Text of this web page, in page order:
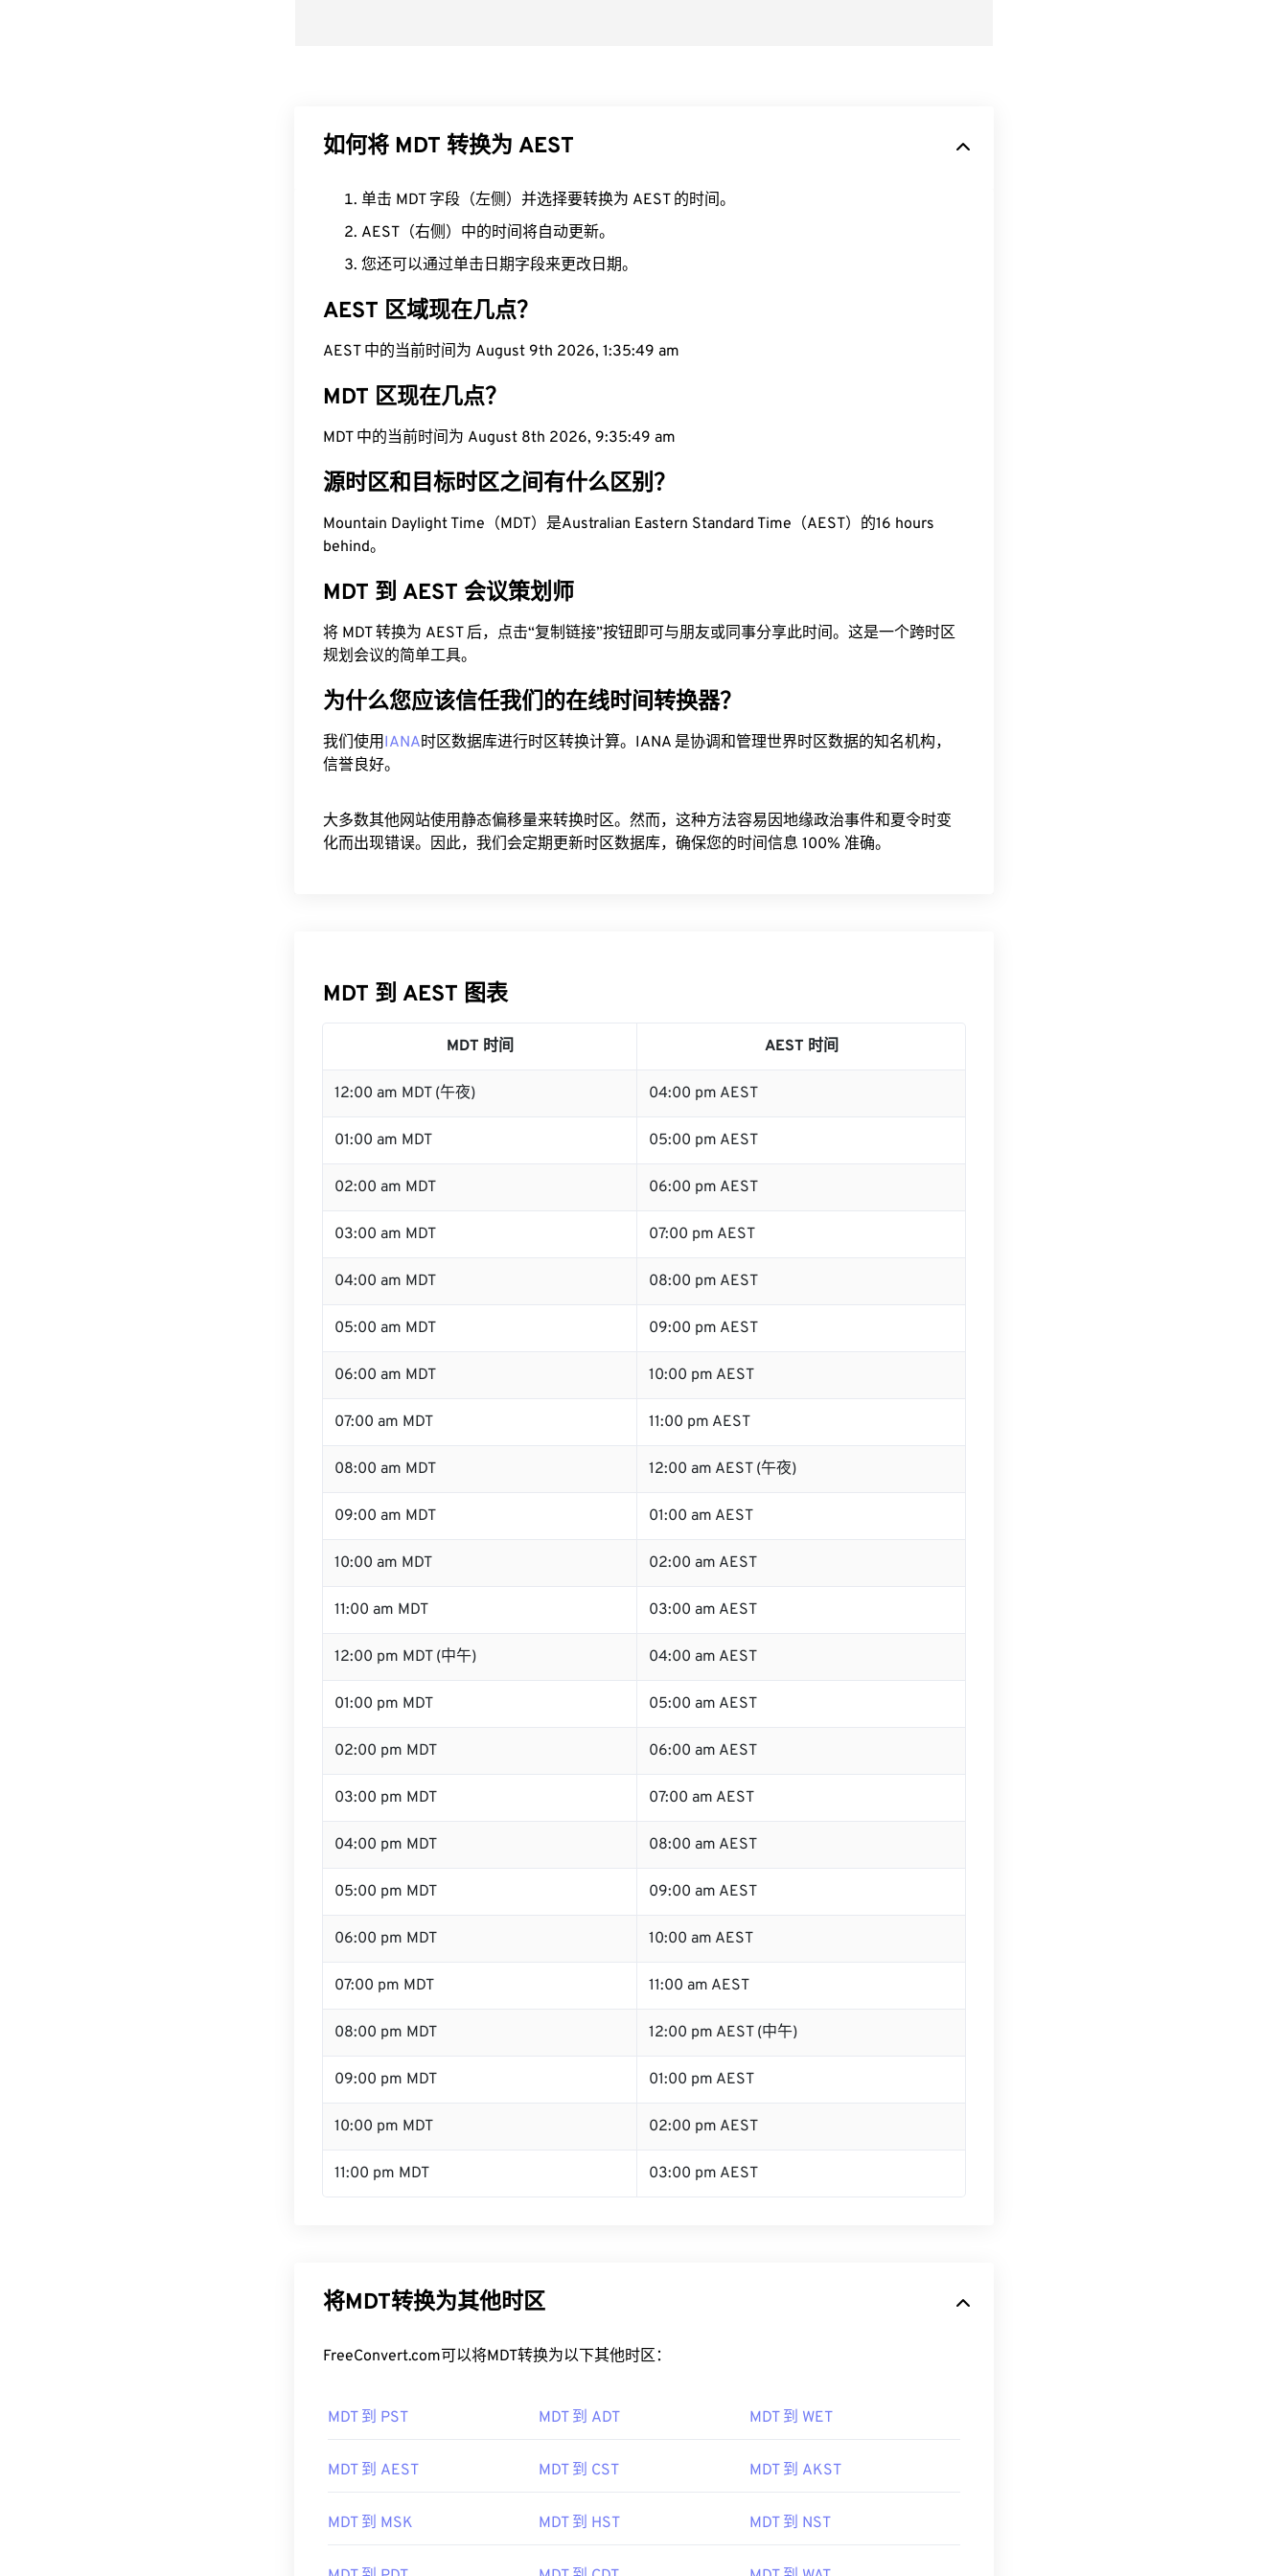
如何将 MDT 转换为 AEST
单击 MDT 字段（左侧）并选择要转换为 AEST 的时间。
AEST（右侧）中的时间将自动更新。
您还可以通过单击日期字段来更改日期。
AEST 区域现在几点？
AEST 中的当前时间为 August 9th 2026, 1:35:50 am
MDT 区现在几点？
MDT 中的当前时间为 August 8th 2026, 9:35:50 am
源时区和目标时区之间有什么区别？
Mountain Daylight Time（MDT）是Australian Eastern Standard Time（AEST）的16 hours
behind。
MDT 到 AEST 会议策划师
将 MDT 转换为 AEST 后，点击“复制链接”按钮即可与朋友或同事分享此时间。这是一个跨时区
规划会议的简单工具。
为什么您应该信任我们的在线时间转换器？
我们使用IANA时区数据库进行时区转换计算。IANA 是协调和管理世界时区数据的知名机构，
信誉良好。
大多数其他网站使用静态偏移量来转换时区。然而，这种方法容易因地缘政治事件和夏令时变
化而出现错误。因此，我们会定期更新时区数据库，确保您的时间信息 100% 准确。
MDT 到 AEST 图表
MDT 时间 AEST 时间
12:00 am MDT (午夜) 04:00 pm AEST
01:00 am MDT 05:00 pm AEST
02:00 am MDT 06:00 pm AEST
03:00 am MDT 07:00 pm AEST
04:00 am MDT 08:00 pm AEST
05:00 am MDT 09:00 pm AEST
06:00 am MDT 10:00 pm AEST
07:00 am MDT 11:00 pm AEST
08:00 am MDT 12:00 am AEST (午夜)
09:00 am MDT 01:00 am AEST
10:00 am MDT 02:00 am AEST
11:00 am MDT 03:00 am AEST
12:00 pm MDT (中午) 04:00 am AEST
01:00 pm MDT 05:00 am AEST
02:00 pm MDT 06:00 am AEST
03:00 pm MDT 07:00 am AEST
04:00 pm MDT 08:00 am AEST
05:00 pm MDT 09:00 am AEST
06:00 pm MDT 10:00 am AEST
07:00 pm MDT 11:00 am AEST
08:00 pm MDT 12:00 pm AEST (中午)
09:00 pm MDT 01:00 pm AEST
10:00 pm MDT 02:00 pm AEST
11:00 pm MDT 03:00 pm AEST
将MDT转换为其他时区
FreeConvert.com可以将MDT转换为以下其他时区：
MDT 到 PST MDT 到 ADT MDT 到 WET
MDT 到 AEST MDT 到 CST MDT 到 AKST
MDT 到 MSK MDT 到 HST MDT 到 NST